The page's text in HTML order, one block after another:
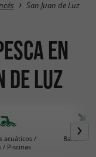
San Juan de Luz
en
de Luz
acuáticos /
/ Piscinas
Barcos /